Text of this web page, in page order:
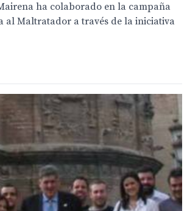
ha colaborado en la campaña
al Maltratador a través de la iniciativa